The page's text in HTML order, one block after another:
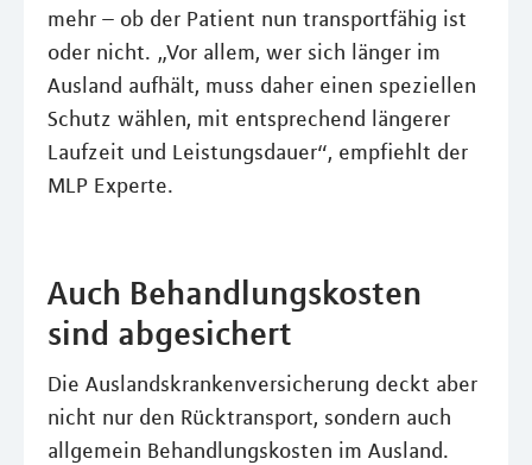
mehr – ob der Patient nun transportfähig ist
oder nicht. „Vor allem, wer sich länger im
Ausland aufhält, muss daher einen speziellen
Schutz wählen, mit entsprechend längerer
Laufzeit und Leistungsdauer“, empfiehlt der
MLP Experte.
Auch Behandlungskosten
sind abgesichert
Die Auslandskrankenversicherung deckt aber
nicht nur den Rücktransport, sondern auch
allgemein Behandlungskosten im Ausland.